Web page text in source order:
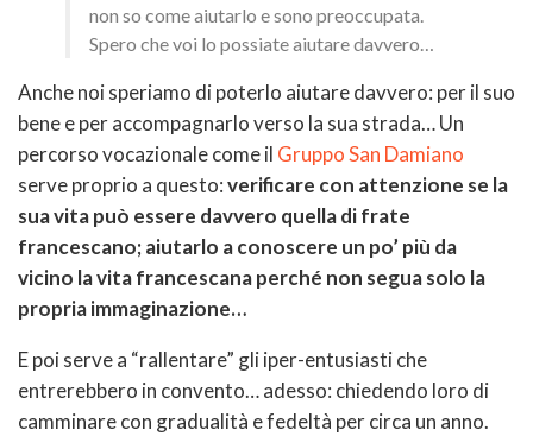
non so come aiutarlo e sono preoccupata.
Spero che voi lo possiate aiutare davvero…
Anche noi speriamo di poterlo aiutare davvero: per il suo
bene e per accompagnarlo verso la sua strada… Un
percorso vocazionale come il Gruppo San Damiano
serve proprio a questo:verificare con attenzione se la
sua vita può essere davvero quella di frate
francescano; aiutarlo a conoscere un po’ più da
vicino la vita francescana perché non segua solo la
propria immaginazione…
E poi serve a “rallentare” gli iper-entusiasti che
entrerebbero in convento… adesso: chiedendo loro di
camminare con gradualità e fedeltà per circa un anno.